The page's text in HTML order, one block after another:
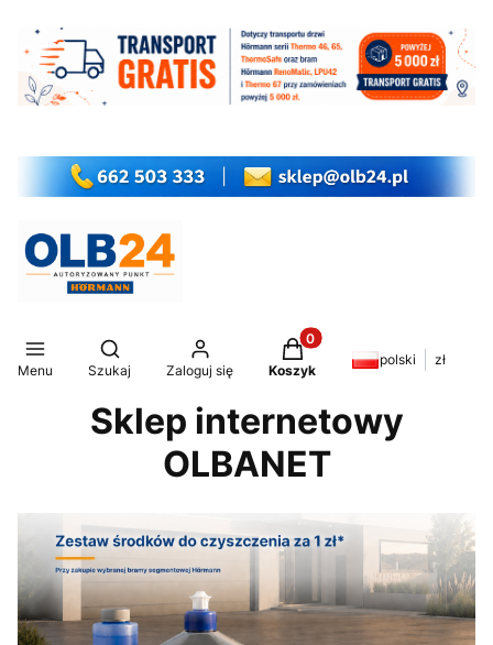
Menu
Otwórz wyszukiwarkę
Szukaj Zaloguj się
Produkty w koszyku: 0.
Koszyk
polski zł
Sklep internetowy
OLBANET